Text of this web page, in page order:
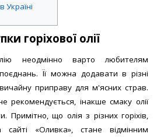
Україні
горіхової олії
неодмінно варто любителям
Її можна додавати в різні
приправу для м'ясних страв.
рекомендується, інакше смаку олії
Примітно, що олія з різних горіхів,
«Оливка», стане відмінним